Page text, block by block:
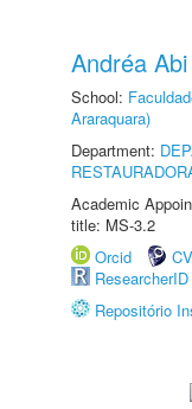
Andréa
School:
Araraquara)
Department:
Academic
title: MS-3.2
Orcid
ResearcherID
Repositório